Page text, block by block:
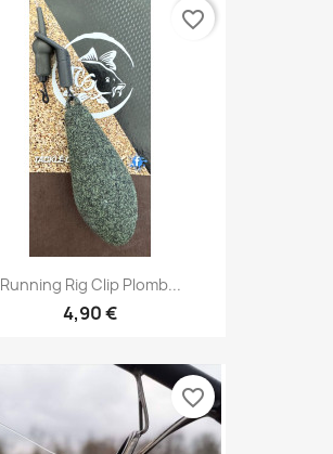
Running Rig Clip Plomb...
4,90 €
favorite_border
favorite_border